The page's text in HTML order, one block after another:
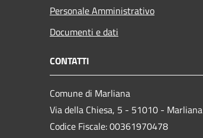
Personale Amministrativo
Documenti e dati
CONTATTI
Comune di Marliana
Via della Chiesa, 5 - 51010 - Marliana
Codice Fiscale: 00361970478